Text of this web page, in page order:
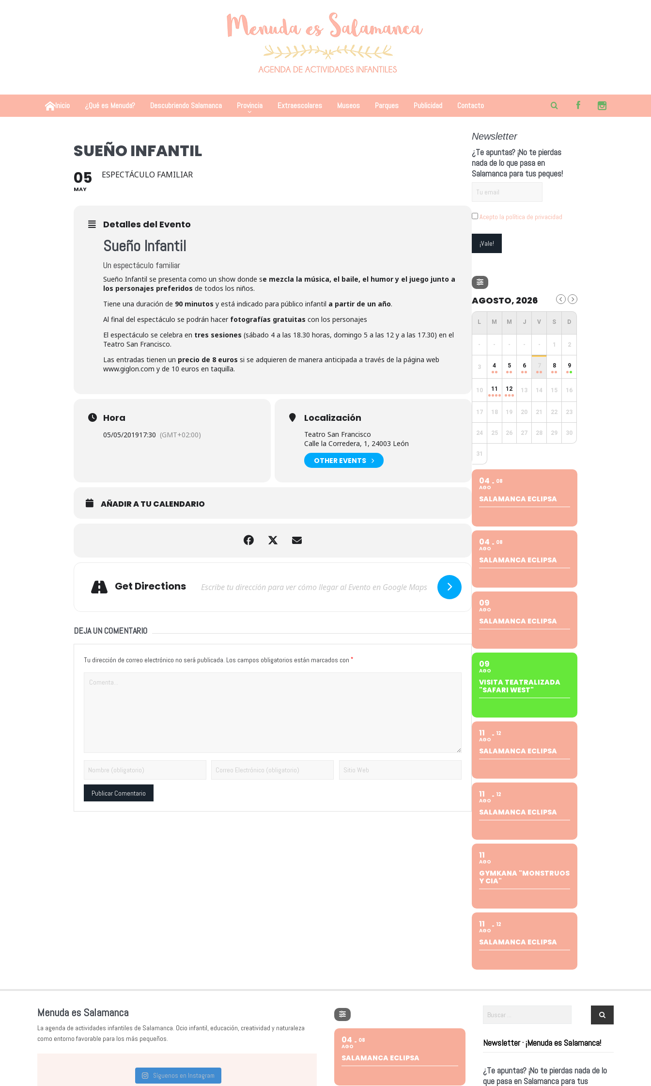
Inicio ¿Qué es Menuda? Descubriendo Salamanca Provincia Extraescolares Museos Parques Publicidad Contacto
SUEÑO INFANTIL
05
MAY
ESPECTÁCULO FAMILIAR
Detalles del Evento
Sueño Infantil
Un espectáculo familiar
Sueño Infantil se presenta como un show donde se mezcla la música, el baile, el humor y el juego junto a
los personajes preferidos de todos los niños.
Tiene una duración de 90 minutos y está indicado para público infantil a partir de un año.
Al final del espectáculo se podrán hacer fotografías gratuitas con los personajes
El espectáculo se celebra en tres sesiones (sábado 4 a las 18.30 horas, domingo 5 a las 12 y a las 17.30) en el
Teatro San Francisco.
Las entradas tienen un precio de 8 euros si se adquieren de manera anticipada a través de la página web
www.giglon.com y de 10 euros en taquilla.
Hora
05/05/201917:30 (GMT+02:00)
Localización
Teatro San Francisco
Calle la Corredera, 1, 24003 León
OTHER EVENTS
AÑADIR A TU CALENDARIO
Get Directions
DEJA UN COMENTARIO
Tu dirección de correo electrónico no será publicada. Los campos obligatorios están marcados con *
Newsletter
¿Te apuntas? ¡No te pierdas
nada de lo que pasa en
Salamanca para tus peques!
Acepto la política de privacidad
AGOSTO, 2026
- - - - - 1 2
3 4 5 6 7 8 9
10 11 12 13 14 15 16
17 18 19 20 21 22 23
24 25 26 27 28 29 30
31
04
AGO
08
SALAMANCA ECLIPSA
04
AGO
08
SALAMANCA ECLIPSA
09
AGO
SALAMANCA ECLIPSA
09
AGO
VISITA TEATRALIZADA
"SAFARI WEST"
11
AGO
12
SALAMANCA ECLIPSA
11
AGO
12
SALAMANCA ECLIPSA
11
AGO
GYMKANA "MONSTRUOS
Y CIA"
11
AGO
12
SALAMANCA ECLIPSA
Menuda es Salamanca
La agenda de actividades infantiles de Salamanca. Ocio infantil, educación, creatividad y naturaleza
como entorno favorable para los más pequeños.
Síguenos en Instagram
04
AGO
08
SALAMANCA ECLIPSA
Newsletter · ¡Menuda es Salamanca!
¿Te apuntas? ¡No te pierdas nada de lo
que pasa en Salamanca para tus